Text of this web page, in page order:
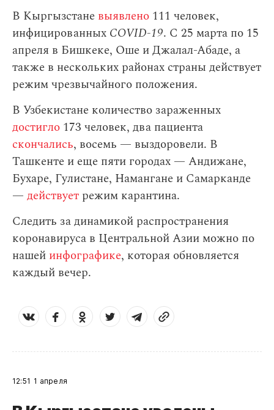
В Кыргызстане выявлено 111 человек,
инфицированных COVID-19. С 25 марта по 15
апреля в Бишкеке, Оше и Джалал-Абаде, а
также в нескольких районах страны действует
режим чрезвычайного положения.
В Узбекистане количество зараженных
достигло 173 человек, два пациента
скончались, восемь — выздоровели. В
Ташкенте и еще пяти городах — Андижане,
Бухаре, Гулистане, Намангане и Самарканде
— действует режим карантина.
Следить за динамикой распространения
коронавируса в Центральной Азии можно по
нашей инфографике, которая обновляется
каждый вечер.
12:51 1 апреля